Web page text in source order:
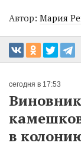
Автор: Мария
сегодня в 17:53
в